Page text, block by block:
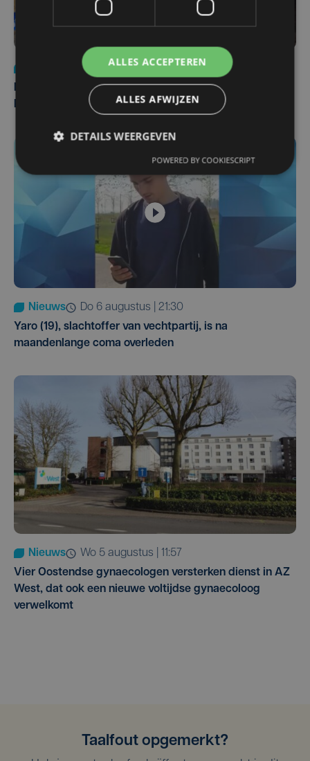
di 4 augustus | 09:32
Man en vrouw dood aangetroffen in woning in Sint-
Pieters Brugge
Nieuws
do 6 augustus | 21:30
Yaro (19), slachtoffer van vechtpartij, is na
maandenlange coma overleden
Nieuws
wo 5 augustus | 11:57
Vier Oostendse gynaecologen versterken dienst in AZ
West, dat ook een nieuwe voltijdse gynaecoloog
verwelkomt
Taalfout opgemerkt?
ALLES ACCEPTEREN
ALLES AFWIJZEN
DETAILS WEERGEVEN
POWERED BY COOKIESCRIPT